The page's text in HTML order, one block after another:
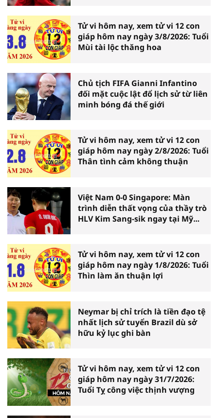
Tử vi hôm nay, xem tử vi 12 con
giáp hôm nay ngày 3/8/2026: Tuổi
Mùi tài lộc thăng hoa
Chủ tịch FIFA Gianni Infantino
đối mặt cuộc lật đổ lịch sử từ liên
minh bóng đá thế giới
Tử vi hôm nay, xem tử vi 12 con
giáp hôm nay ngày 2/8/2026: Tuổi
Thân tình cảm không thuận
Việt Nam 0-0 Singapore: Màn
trình diễn thất vọng của thầy trò
HLV Kim Sang-sik ngay tại Mỹ
Tử vi hôm nay, xem tử vi 12 con
giáp hôm nay ngày 1/8/2026: Tuổi
Thìn làm ăn thuận lợi
Neymar bị chỉ trích là tiền đạo tệ
nhất lịch sử tuyển Brazil dù sở
hữu kỷ lục ghi bàn
Tử vi hôm nay, xem tử vi 12 con
giáp hôm nay ngày 31/7/2026:
Tuổi Tỵ công việc thịnh vượng